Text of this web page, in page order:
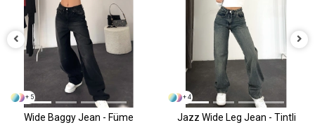
+ 5
Wide Baggy Jean - Füme
+ 4
Jazz Wide Leg Jean - Tintli